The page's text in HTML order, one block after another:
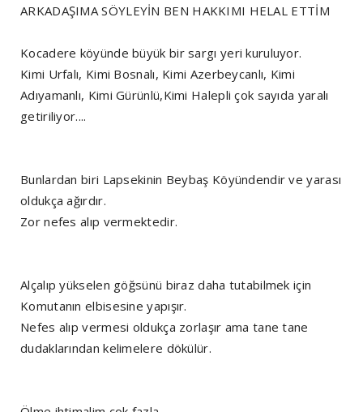
ARKADAŞIMA SÖYLEYİN BEN HAKKIMI HELAL ETTİM
Kocadere köyünde büyük bir sargı yeri kuruluyor.
Kimi Urfalı, Kimi Bosnalı, Kimi Azerbeycanlı, Kimi
Adıyamanlı, Kimi Gürünlü,Kimi Halepli çok sayıda yaralı
getiriliyor....
Bunlardan biri Lapsekinin Beybaş Köyündendir ve yarası
oldukça ağırdır.
Zor nefes alıp vermektedir.
Alçalıp yükselen göğsünü biraz daha tutabilmek için
Komutanın elbisesine yapışır.
Nefes alıp vermesi oldukça zorlaşır ama tane tane
dudaklarından kelimelere dökülür.